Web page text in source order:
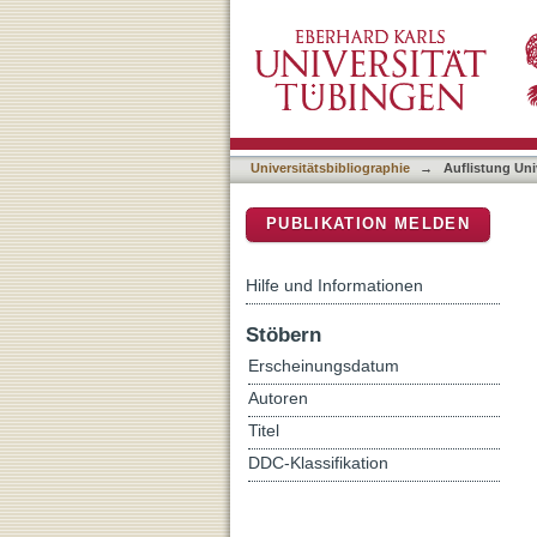
Universitätsbibliographie → Auflistung
PUBLIKATION MELDEN
Hilfe und Informationen
Stöbern
Erscheinungsdatum
Autoren
Titel
DDC-Klassifikation